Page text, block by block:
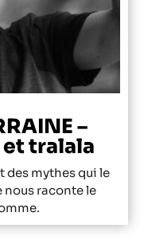
–
tralala
des mythes qui le
nous raconte le